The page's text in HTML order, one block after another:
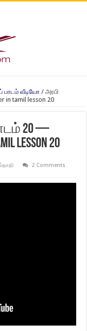
வீடியோ / அரபி
tamil lesson 20
20 —
lesson 20
2 Comments